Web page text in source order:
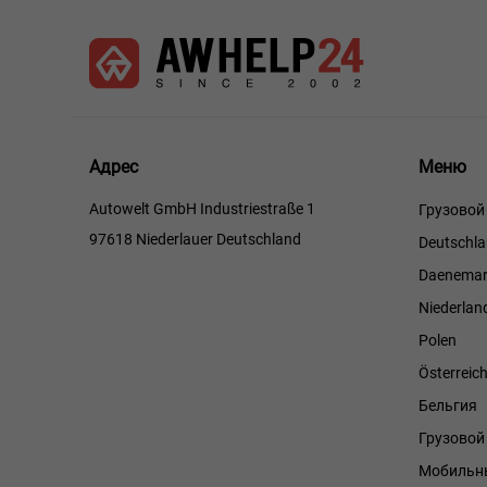
Адрес
Autowelt GmbH Industriestraße 1
97618 Niederlauer Deutschland
Меню
Меню
Polen
Österreich
Бельгия